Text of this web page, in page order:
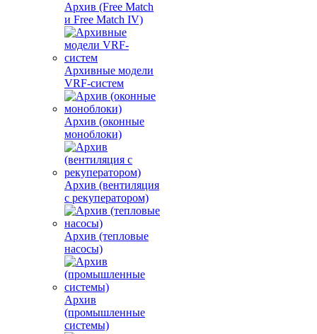
Архив (Free Match
и Free Match IV)
Архивные модели
VRF-систем
Архив (оконные
моноблоки)
Архив (вентиляция
с рекуператором)
Архив (тепловые
насосы)
Архив
(промышленные
системы)